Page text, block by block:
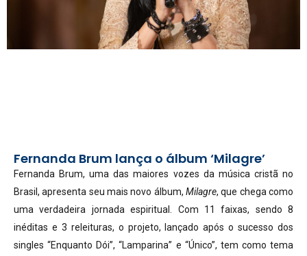
Fernanda Brum lança o álbum ‘Milagre’
Fernanda Brum, uma das maiores vozes da música cristã no
Brasil, apresenta seu mais novo álbum, Milagre, que chega como
uma verdadeira jornada espiritual. Com 11 faixas, sendo 8
inéditas e 3 releituras, o projeto, lançado após o sucesso dos
singles “Enquanto Dói”, “Lamparina” e “Único”, tem como tema